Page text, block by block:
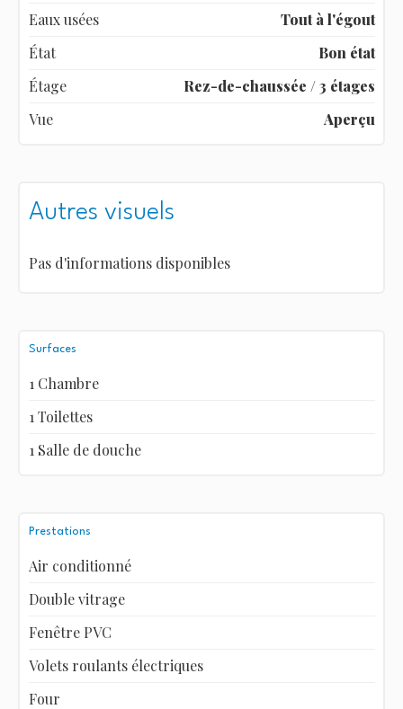
Eaux usées
Tout à l'égout
État
Bon état
Étage
Rez-de-chaussée / 3 étages
Vue
Aperçu
Autres visuels
Pas d'informations disponibles
Surfaces
1 Chambre
1 Toilettes
1 Salle de douche
Prestations
Air conditionné
Double vitrage
Fenêtre PVC
Volets roulants électriques
Four